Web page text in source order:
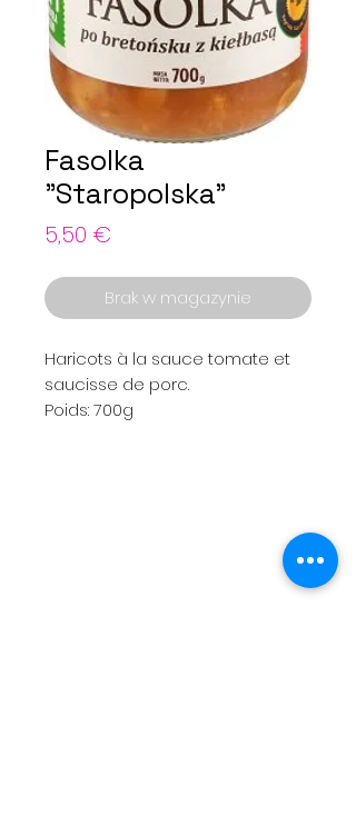
Fasolka
"Staropolska"
5,50 €
Brak w magazynie
Haricots à la sauce tomate et
saucisse de porc.
Poids: 700g